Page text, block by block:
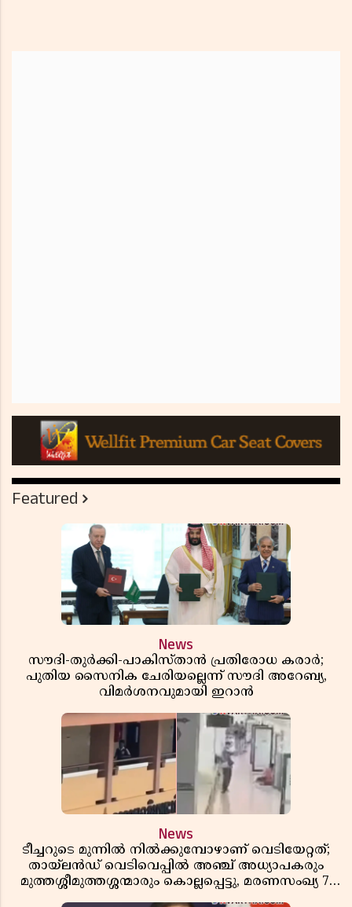
Featured
News
സൗദി-തുർക്കി-പാകിസ്താൻ പ്രതിരോധ കരാർ;
പുതിയ സൈനിക ചേരിയല്ലെന്ന് സൗദി അറേബ്യ,
വിമർശനവുമായി ഇറാൻ
News
ടീച്ചറുടെ മുന്നിൽ നിൽക്കുമ്പോഴാണ് വെടിയേറ്റത്;
തായ്‌ലൻഡ് വെടിവെപ്പിൽ അഞ്ച് അധ്യാപകരും
മുത്തശ്ശീമുത്തശ്ശന്മാരും കൊല്ലപ്പെട്ടു, മരണസംഖ്യ 7;